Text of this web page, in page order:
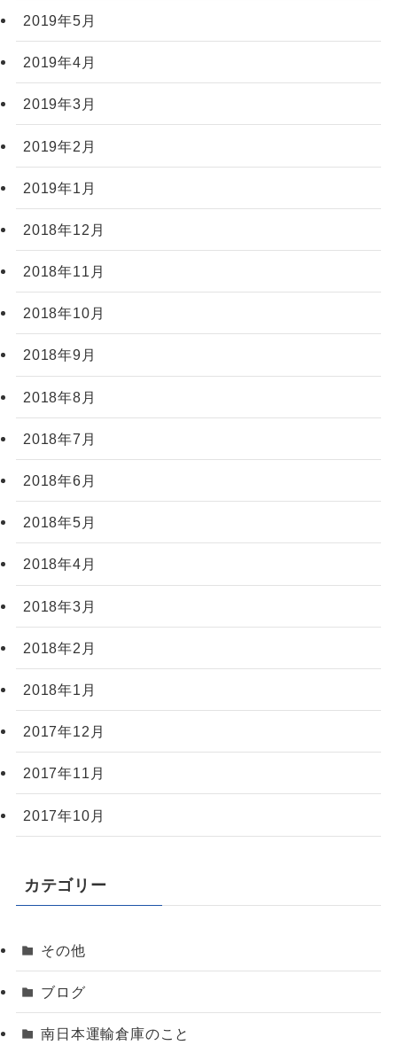
2019年5月
2019年4月
2019年3月
2019年2月
2019年1月
2018年12月
2018年11月
2018年10月
2018年9月
2018年8月
2018年7月
2018年6月
2018年5月
2018年4月
2018年3月
2018年2月
2018年1月
2017年12月
2017年11月
2017年10月
カテゴリー
その他
ブログ
南日本運輸倉庫のこと